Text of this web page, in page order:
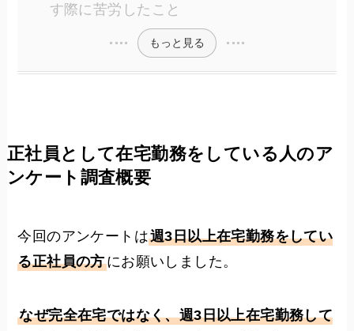
す際に苦労したこと
もっと見る
正社員として在宅勤務をしている人のア
ンケート調査概要
今回のアンケートは週3日以上在宅勤務をしてい
る正社員の方にお願いしました。
なぜ完全在宅ではなく、週3日以上在宅勤務して